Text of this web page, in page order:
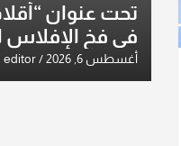
تحت عنوان
في فخ الإفلاس
افتراءات سمير
أغسطس 6, 2026 editor